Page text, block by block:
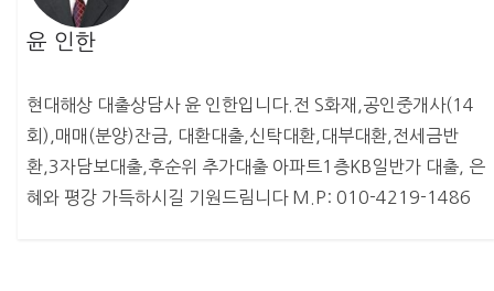
윤 인한
현대해상 대출상담사 윤 인한입니다.전 S화재,공인중개사(14
회),매매(분양)잔금, 대환대출,신탁대환,대부대환,전세금반
환,3자담보대출,후순위 추가대출 아파트1층KB일반가 대출, 은
혜와 평강 가득하시길 기원드림니다 M.P: 010-4219-1486